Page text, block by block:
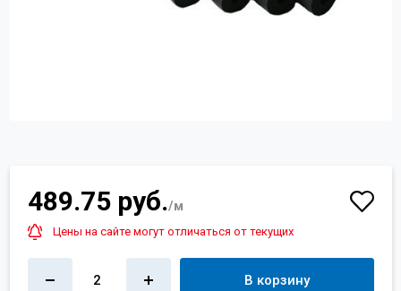
489.75 руб./м
Цены на сайте могут отличаться от текущих
2 В корзину